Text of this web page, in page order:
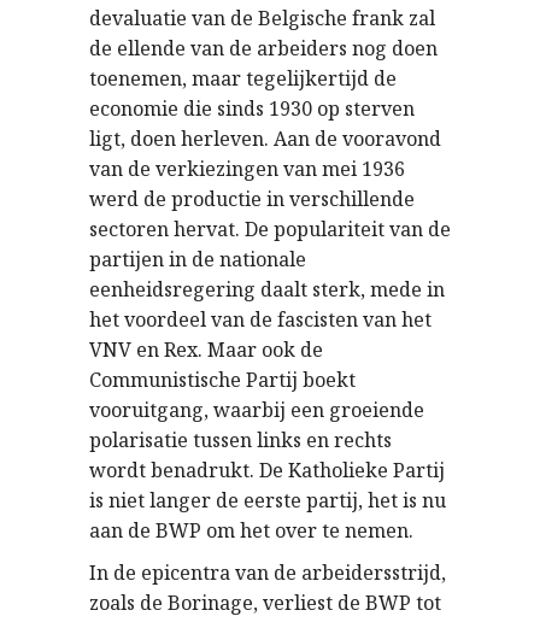
devaluatie van de Belgische frank zal
de ellende van de arbeiders nog doen
toenemen, maar tegelijkertijd de
economie die sinds 1930 op sterven
ligt, doen herleven. Aan de vooravond
van de verkiezingen van mei 1936
werd de productie in verschillende
sectoren hervat. De populariteit van de
partijen in de nationale
eenheidsregering daalt sterk, mede in
het voordeel van de fascisten van het
VNV en Rex. Maar ook de
Communistische Partij boekt
vooruitgang, waarbij een groeiende
polarisatie tussen links en rechts
wordt benadrukt. De Katholieke Partij
is niet langer de eerste partij, het is nu
aan de BWP om het over te nemen.
In de epicentra van de arbeidersstrijd,
zoals de Borinage, verliest de BWP tot